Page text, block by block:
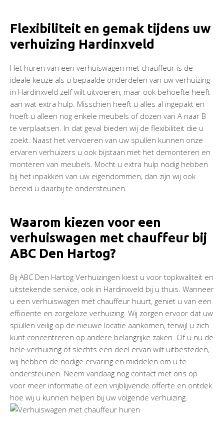
Flexibiliteit en gemak tijdens uw
verhuizing Hardinxveld
Het huren van een verhuiswagen met chauffeur is de
ideale keuze als u bepaalde onderdelen van uw verhuizing
in Hardinxveld zelf wilt uitvoeren, maar ook behoefte heeft
aan wat extra hulp. Misschien heeft u alles al ingepakt en
hoeft u alleen nog enkele meubels of dozen van A naar B
te verplaatsen. In dat geval bieden wij de flexibiliteit die u
zoekt. Naast het vervoeren van uw spullen kunnen onze
ervaren verhuizers u ook bijstaan met het demonteren en
monteren van meubels. Mocht u extra hulp nodig hebben
bij het inpakken van uw eigendommen, dan zijn wij ook
bereid u daarbij te ondersteunen.
Waarom kiezen voor een
verhuiswagen met chauffeur bij
ABC Den Hartog?
Bij ABC Den Hartog Verhuizingen kiest u voor topkwaliteit en
uitstekende service, ook in Hardinxveld bij u thuis. Wanneer
u een verhuiswagen met chauffeur huurt, geniet u van een
efficiënte en zorgeloze verhuizing. Wij zorgen ervoor dat uw
spullen veilig op de nieuwe locatie aankomen, terwijl u zich
kunt concentreren op andere belangrijke zaken. Of u nu de
hele verhuizing of slechts een deel ervan wilt uitbesteden,
wij hebben de nodige ervaring en middelen om u te
ondersteunen. Neem vandaag nog contact met ons op
voor meer informatie of een vrijblijvende offerte en ontdek
hoe wij u kunnen helpen bij uw volgende verhuizing.